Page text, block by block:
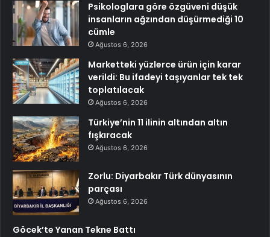
Psikologlara göre özgüveni düşük
insanların ağzından düşürmediği 10
cümle
Ağustos 6, 2026
Marketteki yüzlerce ürün için karar
verildi: Bu ifadeyi taşıyanlar tek tek
toplatılacak
Ağustos 6, 2026
Türkiye’nin 11 ilinin altından altın
fışkıracak
Ağustos 6, 2026
Zorlu: Diyarbakır Türk dünyasının
parçası
Ağustos 6, 2026
Göcek’te Yanan Tekne Battı